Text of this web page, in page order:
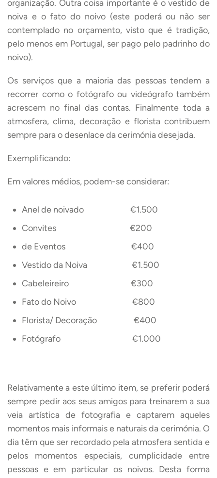
organização. Outra coisa importante é o vestido de
noiva e o fato do noivo (este poderá ou não ser
contemplado no orçamento, visto que é tradição,
pelo menos em Portugal, ser pago pelo padrinho do
noivo).
Os serviços que a maioria das pessoas tendem a
recorrer como o fotógrafo ou videógrafo também
acrescem no final das contas. Finalmente toda a
atmosfera, clima, decoração e florista contribuem
sempre para o desenlace da cerimónia desejada.
Exemplificando:
Em valores médios, podem-se considerar:
Anel de noivado €1.500
Convites €200
de Eventos €400
Vestido da Noiva €1.500
Cabeleireiro €300
Fato do Noivo €800
Florista/ Decoração €400
Fotógrafo €1.000
Relativamente a este último item, se preferir poderá
sempre pedir aos seus amigos para treinarem a sua
veia artística de fotografia e captarem aqueles
momentos mais informais e naturais da cerimónia. O
dia têm que ser recordado pela atmosfera sentida e
pelos momentos especiais, cumplicidade entre
pessoas e em particular os noivos. Desta forma